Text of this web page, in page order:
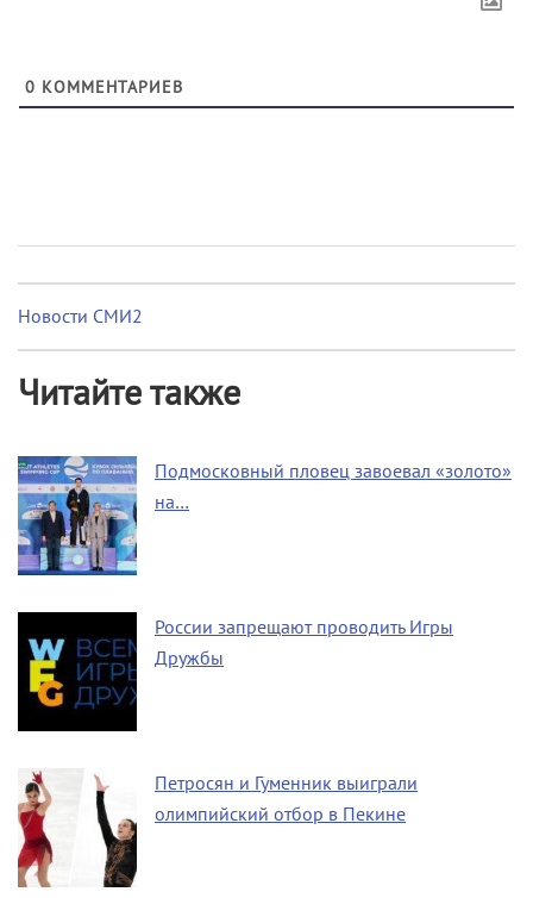
0 КОММЕНТАРИЕВ
Новости СМИ2
Читайте также
Подмосковный пловец завоевал «золото»
на…
России запрещают проводить Игры
Дружбы
Петросян и Гуменник выиграли
олимпийский отбор в Пекине